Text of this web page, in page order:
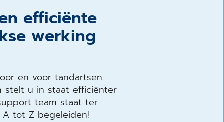
efficiënte
werking
en voor tandartsen.
stelt u in staat efficiënter
team staat ter
tot Z begeleiden!